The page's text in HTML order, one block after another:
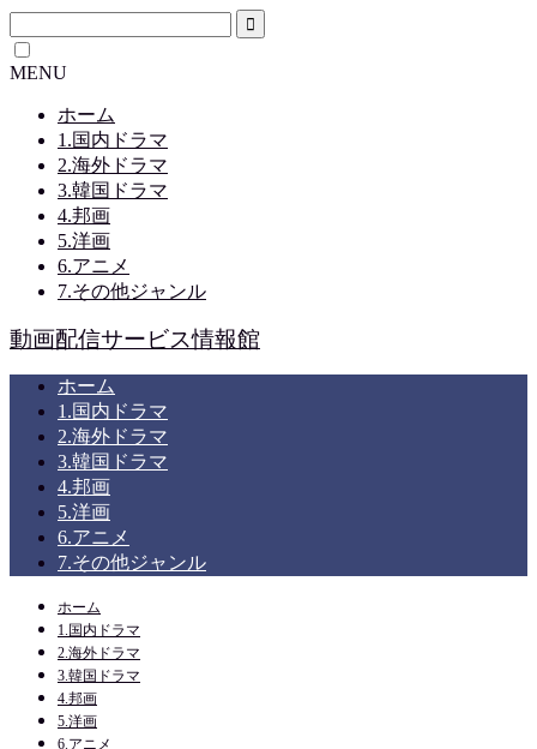
MENU
ホーム
1.国内ドラマ
2.海外ドラマ
3.韓国ドラマ
4.邦画
5.洋画
6.アニメ
7.その他ジャンル
動画配信サービス情報館
ホーム
1.国内ドラマ
2.海外ドラマ
3.韓国ドラマ
4.邦画
5.洋画
6.アニメ
7.その他ジャンル
ホーム
1.国内ドラマ
2.海外ドラマ
3.韓国ドラマ
4.邦画
5.洋画
6.アニメ